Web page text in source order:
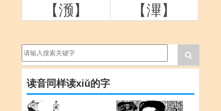
【滪】 【滭】
读音同样读xiǔ的字